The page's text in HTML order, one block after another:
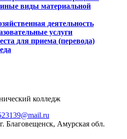
виды материальной
деятельность
услуги
для приема (перевода)
колледж
г. Благовещенск, Амурская обл.